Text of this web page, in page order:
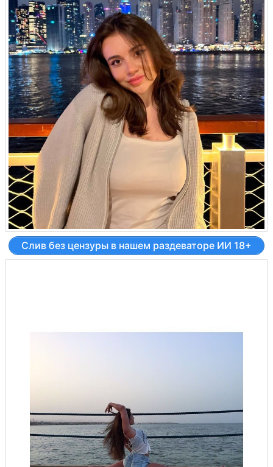
Слив без цензуры в нашем раздеваторе ИИ 18+